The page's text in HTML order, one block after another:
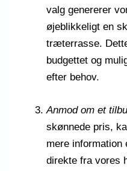
valg genererer
øjeblikkeligt en
træterrasse.
budgettet og
efter behov.
Anmod om et
skønnede pris,
mere
direkte fra vores